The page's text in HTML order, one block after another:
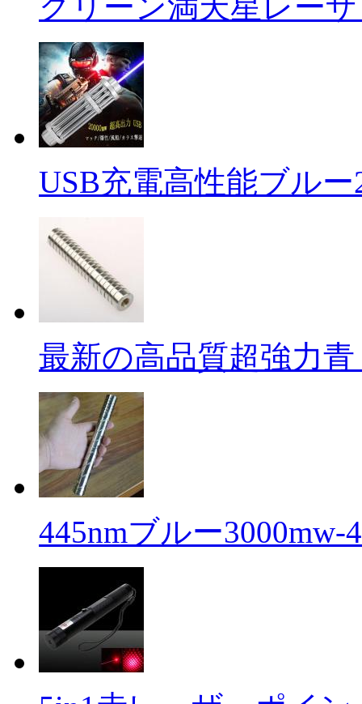
USB充電高性能ブルー
最新の高品質超強力青
445nmブルー3000mw-